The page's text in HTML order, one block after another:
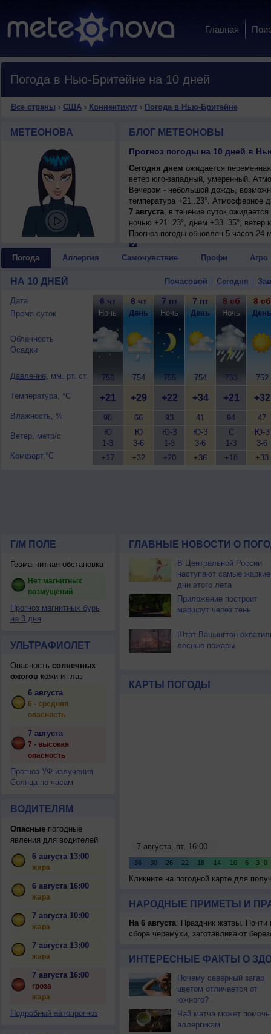
Главная
Погода в Нью-Бритейне на 10 дней
Все страны › США› Коннектикут› Погода в Нью-Бритейне
МЕТЕОНОВА БЛОГ МЕТЕОНОВЫ
Прогноз погоды на 10 дней в
Сегодня днем ожидается
ветер юго-западный, умеренный.
Вечером - небольшой дождь,
температура +21..23°. Атмосферное
7 августа, в течение суток
ночью +21..23°, днем +33..35°, ветер
8 августа, ожидается переменная
гроза; ночью +20..22°, днем
9 августа, в течение суток
10 августа, ожидается переменная
гроза; ночью +18..20°, днем
Прогноз погоды обновлен 5 часов 24
Погода Аллергия Самочувствие Профи Агро
НА 10 ДНЕЙ Почасовой Сегодня
Дата
Время суток
Облачность
Осадки
Давление, мм. рт. ст.
Температура, °C
Влажность, %
Ветер, метр/с
Комфорт,°C
6 чт
Ночь
756
+21
98
Ю
1-3
+17
6 чт
День
754
+29
66
Ю
3-6
+32
7 пт
Ночь
755
+22
93
Ю-З
1-3
+20
7 пт
День
754
+34
41
Ю-З
3-6
+36
8 сб
Ночь
753
+21
94
С
1-3
+18
8 сб
День
752
+32
47
Ю-З
3-6
+33
Г/М ПОЛЕ
Геомагнитная обстановка
Нет магнитных
возмущений
Прогноз магнитных бурь
на 3 дня
УЛЬТРАФИОЛЕТ
Опасность солнечных
ожоговкожи и глаз
6 августа
6 - средняя
опасность
7 августа
7 - высокая
опасность
Прогноз УФ-излучения
Солнца по часам
ВОДИТЕЛЯМ
Опасныепогодные
явления для водителей
6 августа 13:00
жара
6 августа 16:00
жара
7 августа 10:00
жара
7 августа 13:00
жара
7 августа 16:00
гроза
жара
Подробный автопрогноз
ГЛАВНЫЕ НОВОСТИ О
В Центральной России
наступают самые жаркие
дни этого лета
Приложение построит
маршрут через тень
Штат Вашингтон
лесные пожары
КАРТЫ ПОГОДЫ
Кликните на погодной карте для
НАРОДНЫЕ ПРИМЕТЫ И
На 6 августа: Праздник жатвы. Почти
сбора черемухи, заготавливают
ИНТЕРЕСНЫЕ ФАКТЫ О
Почему северный загар
цветом отличается от
южного?
Чай матча может помочь
аллергикам